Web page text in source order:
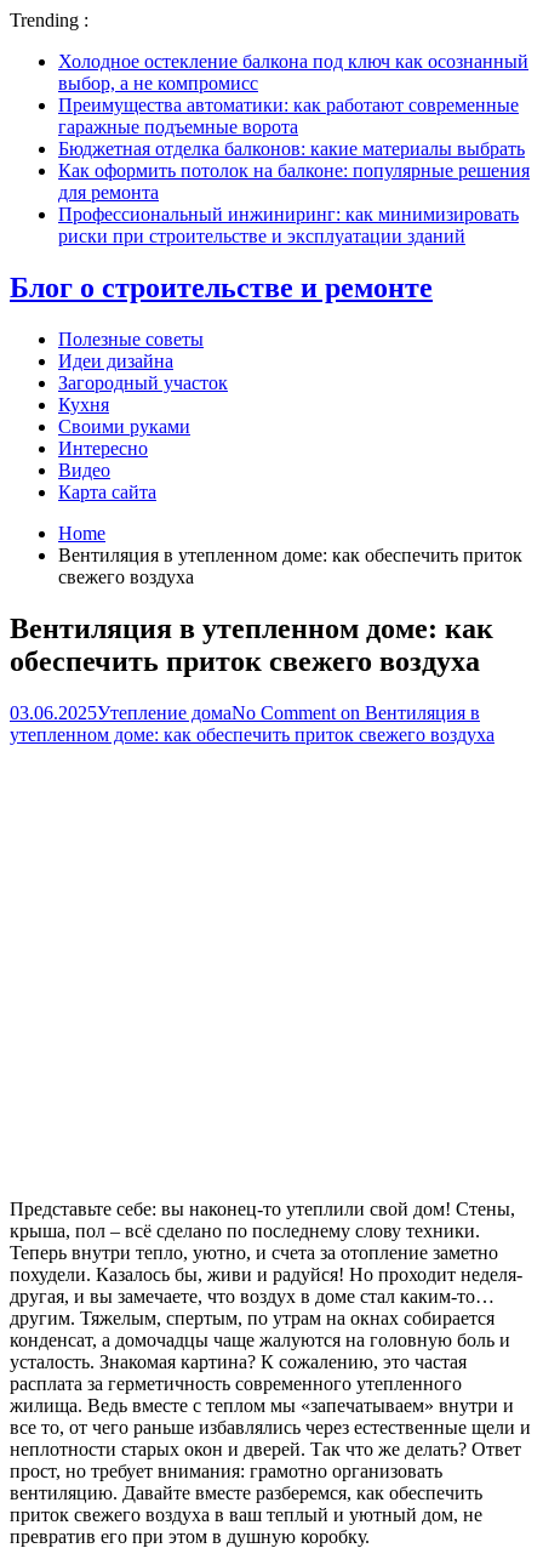
Trending :
Холодное остекление балкона под ключ как осознанный
выбор, а не компромисс
Преимущества автоматики: как работают современные
гаражные подъемные ворота
Бюджетная отделка балконов: какие материалы выбрать
Как оформить потолок на балконе: популярные решения
для ремонта
Профессиональный инжиниринг: как минимизировать
риски при строительстве и эксплуатации зданий
Блог о строительстве и ремонте
Полезные советы
Идеи дизайна
Загородный участок
Кухня
Своими руками
Интересно
Видео
Карта сайта
Home
Вентиляция в утепленном доме: как обеспечить приток
свежего воздуха
Вентиляция в утепленном доме: как
обеспечить приток свежего воздуха
03.06.2025Утепление домаNo Comment on Вентиляция в
утепленном доме: как обеспечить приток свежего воздуха
Представьте себе: вы наконец-то утеплили свой дом! Стены,
крыша, пол – всё сделано по последнему слову техники.
Теперь внутри тепло, уютно, и счета за отопление заметно
похудели. Казалось бы, живи и радуйся! Но проходит неделя-
другая, и вы замечаете, что воздух в доме стал каким-то…
другим. Тяжелым, спертым, по утрам на окнах собирается
конденсат, а домочадцы чаще жалуются на головную боль и
усталость. Знакомая картина? К сожалению, это частая
расплата за герметичность современного утепленного
жилища. Ведь вместе с теплом мы «запечатываем» внутри и
все то, от чего раньше избавлялись через естественные щели и
неплотности старых окон и дверей. Так что же делать? Ответ
прост, но требует внимания: грамотно организовать
вентиляцию. Давайте вместе разберемся, как обеспечить
приток свежего воздуха в ваш теплый и уютный дом, не
превратив его при этом в душную коробку.